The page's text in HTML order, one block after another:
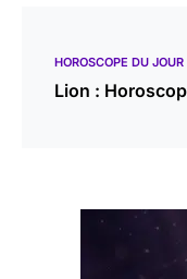
HOROSCOPE DU JOUR
Lion :